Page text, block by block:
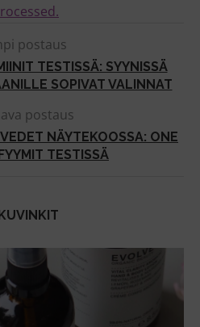
postaus
TESTISSÄ: SYYNISSÄ
SOPIVAT VALINNAT
postaus
NÄYTEKOOSSA: ONE
TESTISSÄ